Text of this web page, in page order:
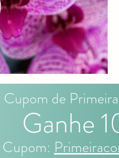
Cupom de
Ganhe
Cupom: